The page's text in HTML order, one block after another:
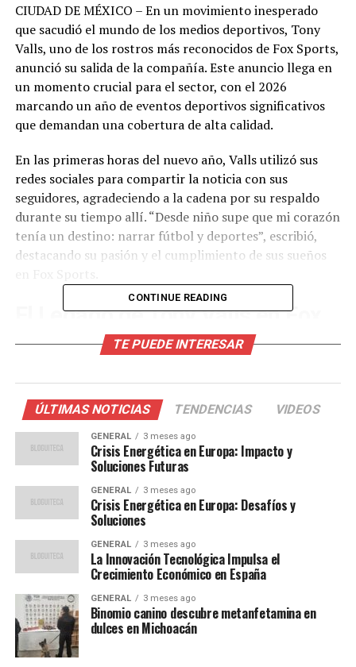
CIUDAD DE MÉXICO – En un movimiento inesperado
que sacudió el mundo de los medios deportivos, Tony
Valls, uno de los rostros más reconocidos de Fox Sports,
anunció su salida de la compañía. Este anuncio llega en
un momento crucial para el sector, con el 2026
marcando un año de eventos deportivos significativos
que demandan una cobertura de alta calidad.
En las primeras horas del nuevo año, Valls utilizó sus
redes sociales para compartir la noticia con sus
seguidores, agradeciendo a la cadena por su respaldo
durante su tiempo allí. “Desde niño supe que mi corazón
tenía un destino: narrar fútbol y deportes”, escribió,
destacando su pasión y el cumplimiento de sus sueños
El Legado de Tony Valls en Fox
Sports
Valls, conocido por su dedicación y profesionalismo, ha
sido una figura constante en la pantalla de Fox Sports.
Durante su carrera, cubrió una impresionante variedad
de eventos, incluyendo la Champions League, Europa
League, Copa Libertadores, y muchas otras ligas
internacionales y locales. Su capacidad para conectar
con la audiencia y su conocimiento profundo del
deporte lo convirtieron en un favorito entre los
El periodista también expresó su gratitud hacia sus
colegas, describiendo su experiencia en Fox Sports como
parte de un “equipo humano extraordinario”. Su salida se
produce después de un año tumultuoso para la cadena,
que ha visto la partida de varios talentos destacados.
CONTINUE READING
TE PUEDE INTERESAR
ÚLTIMAS NOTICIAS TENDENCIAS VIDEOS
GENERAL 3 meses ago
Crisis Energética en Europa: Impacto y
Soluciones Futuras
GENERAL 3 meses ago
Crisis Energética en Europa: Desafíos y
Soluciones
GENERAL 3 meses ago
La Innovación Tecnológica Impulsa el
Crecimiento Económico en España
GENERAL 3 meses ago
Binomio canino descubre metanfetamina en
dulces en Michoacán